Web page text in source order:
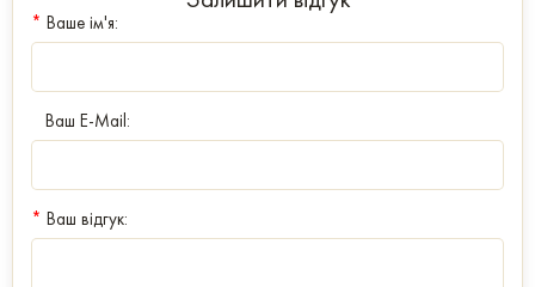
* Ваше ім'я:
Ваш E-Mail:
* Ваш відгук: